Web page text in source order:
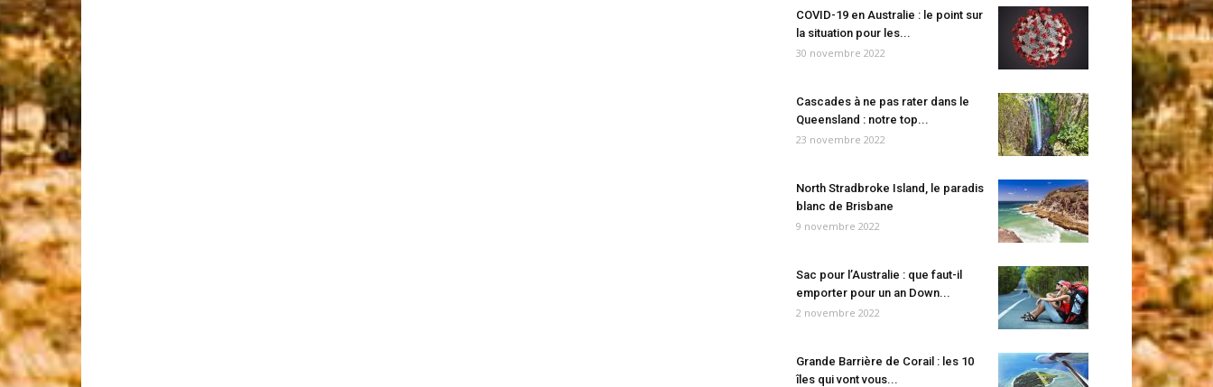
COVID-19 en Australie : le point sur
la situation pour les...
30 novembre 2022
Cascades à ne pas rater dans le
Queensland : notre top...
23 novembre 2022
North Stradbroke Island, le paradis
blanc de Brisbane
9 novembre 2022
Sac pour l’Australie : que faut-il
emporter pour un an Down...
2 novembre 2022
Grande Barrière de Corail : les 10
îles qui vont vous...